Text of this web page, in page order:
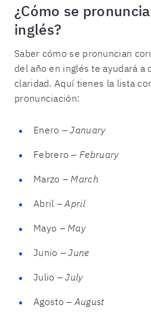
¿Cómo se
inglés?
Saber cómo se pronuncian
del año en inglés te ayudará a
claridad. Aquí tienes la lista
pronunciación:
Enero –January
Febrero – February
Marzo – March
Abril –April
Mayo – May
Junio –June
Julio –July
Agosto – August